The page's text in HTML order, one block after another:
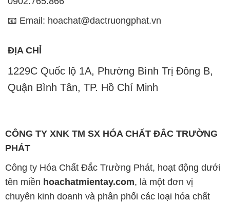
1229C Quốc lộ 1A, Phường Bình Trị Đông B,
Quận Bình Tân, TP. Hồ Chí Minh
CÔNG TY XNK TM SX HÓA CHẤT ĐẮC TRƯỜNG
PHÁT
chuyên kinh doanh và phân phối các loại hóa chất
công nghiệp đa dạng, nhằm đáp ứng nhu cầu sử
dụng của khách hàng một cách tốt nhất.
Chúng tôi cam kết mang đến sự hài lòng và đáp ứng
mọi nhu cầu của khách hàng với tiêu chí hàng đầu.